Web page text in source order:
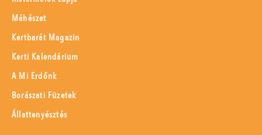
Méhészet
Kertbarát Magazin
Kerti Kalendárium
A Mi Erdőnk
Borászati Füzetek
Állattenyésztés